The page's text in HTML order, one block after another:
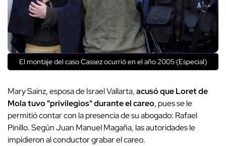
El montaje del caso Cassez ocurrió en el año 2005 (Especial)
Mary Sainz, esposa de Israel Vallarta,acusó que Loret de
Mola tuvo "privilegios" durante el careo, pues se le
permitió contar con la presencia de su abogado: Rafael
Pinillo. Según Juan Manuel Magaña, las autoridades le
impidieron al conductor grabar el careo.